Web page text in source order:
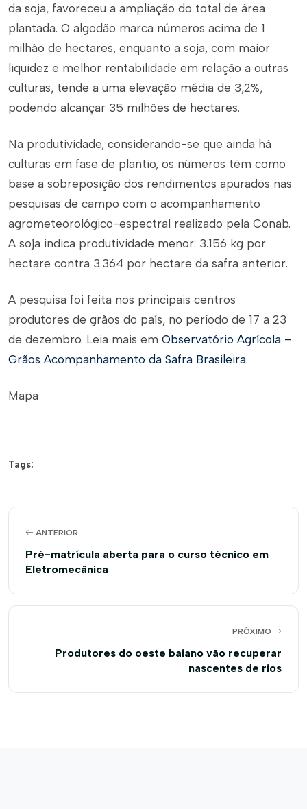
da soja, favoreceu a ampliação do total de área
plantada. O algodão marca números acima de 1
milhão de hectares, enquanto a soja, com maior
liquidez e melhor rentabilidade em relação a outras
culturas, tende a uma elevação média de 3,2%,
podendo alcançar 35 milhões de hectares.
Na produtividade, considerando-se que ainda há
culturas em fase de plantio, os números têm como
base a sobreposição dos rendimentos apurados nas
pesquisas de campo com o acompanhamento
agrometeorológico-espectral realizado pela Conab.
A soja indica produtividade menor: 3.156 kg por
hectare contra 3.364 por hectare da safra anterior.
A pesquisa foi feita nos principais centros
produtores de grãos do país, no período de 17 a 23
de dezembro. Leia mais em Observatório Agrícola –
Grãos Acompanhamento da Safra Brasileira.
Mapa
Tags:
ANTERIOR
Pré-matrícula aberta para o curso técnico em
Eletromecânica
PRÓXIMO
Produtores do oeste baiano vão recuperar
nascentes de rios